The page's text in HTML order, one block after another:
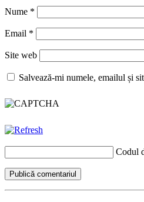
Nume *
Email *
Site web
Salvează-mi numele, emailul și
Codul